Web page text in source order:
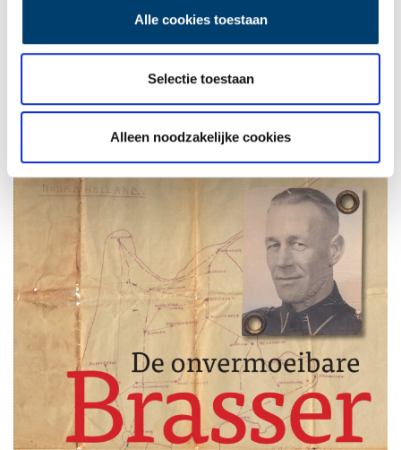
Alle cookies toestaan
Selectie toestaan
Alleen noodzakelijke cookies
Bloem: “In dat boek vertelt Brasser dat degene die de aanslag
heeft gepleegd er later wakker van heeft gelegen, maar van een
goede vriend van hem hoorde ik dat ook Brasser er vele jaren na
dato eens drie nachten niet van heeft kunnen slapen. In
interviews waar die aanslag ter sprake komt, zegt hij zich er
weinig meer van te kunnen herinneren, maar ik denk dat het te
pijnlijk voor hem was om er over te praten.”